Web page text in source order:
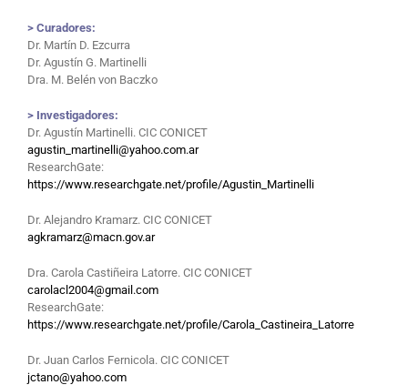
> Curadores:
Dr. Martín D. Ezcurra
Dr. Agustín G. Martinelli
Dra. M. Belén von Baczko
> Investigadores:
Dr. Agustín Martinelli. CIC CONICET
agustin_martinelli@yahoo.com.ar
ResearchGate:
https://www.researchgate.net/profile/Agustin_Martinelli
Dr. Alejandro Kramarz. CIC CONICET
agkramarz@macn.gov.ar
Dra. Carola Castiñeira Latorre. CIC CONICET
carolacl2004@gmail.com
ResearchGate:
https://www.researchgate.net/profile/Carola_Castineira_Latorre
Dr. Juan Carlos Fernicola. CIC CONICET
jctano@yahoo.com